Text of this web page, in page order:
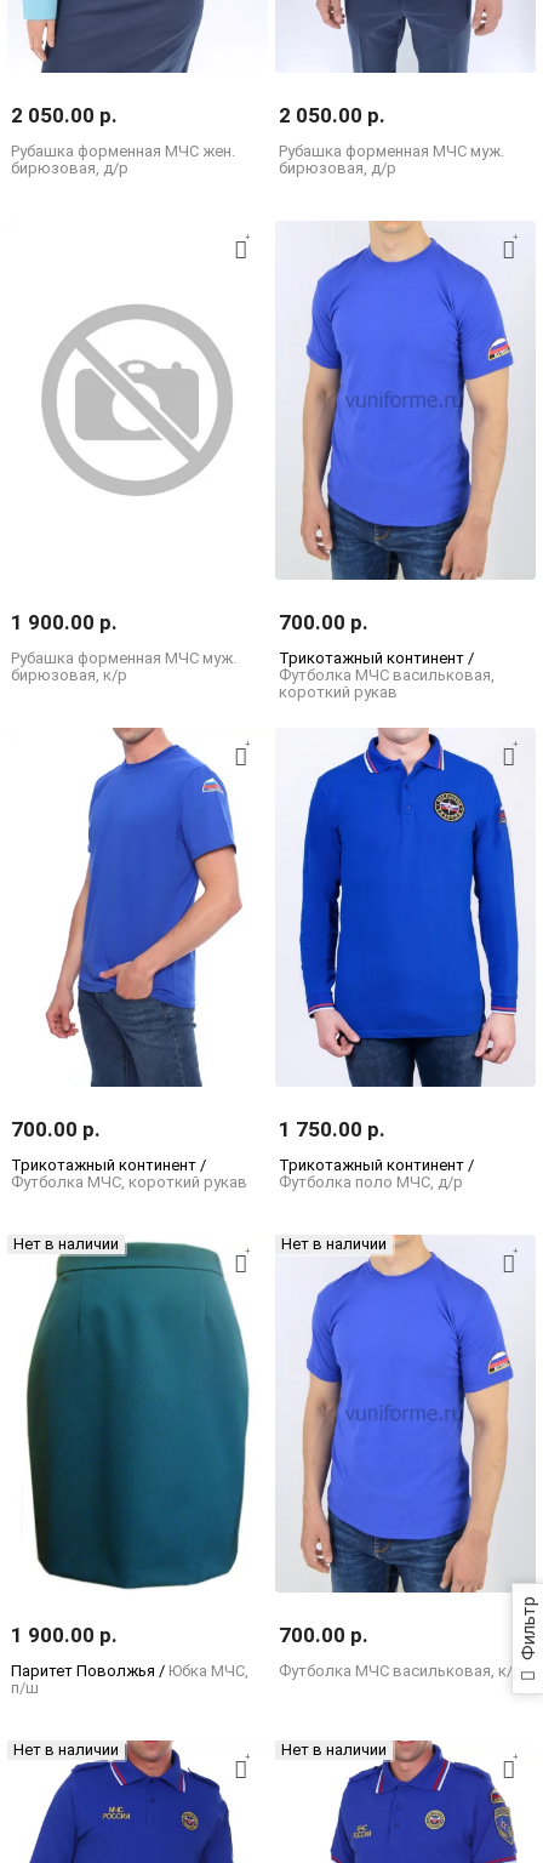
Фильтр
Рубашка форменная МЧС жен.
бирюзовая, д/р
2 050.00 р.
Рубашка форменная МЧС муж.
бирюзовая, д/р
2 050.00 р.
Рубашка форменная МЧС муж.
бирюзовая, к/р
1 900.00 р.
Трикотажный континент /
Футболка МЧС васильковая,
короткий рукав
700.00 р.
Трикотажный континент /
Футболка МЧС, короткий рукав
700.00 р.
Трикотажный континент /
Футболка поло МЧС, д/р
1 750.00 р.
Нет в наличии
Паритет Поволжья / Юбка МЧС,
п/ш
1 900.00 р.
Нет в наличии
Футболка МЧС васильковая, к/р
700.00 р.
Нет в наличии Нет в наличии